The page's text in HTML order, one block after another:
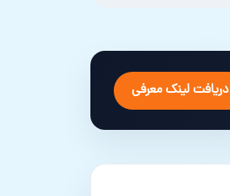
دریافت لینک معرفی